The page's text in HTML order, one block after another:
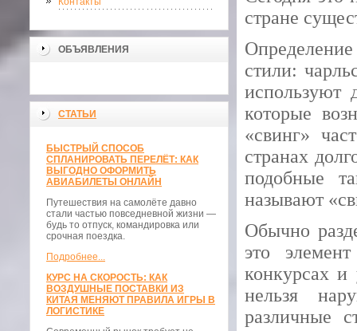
ОБЪЯВЛЕНИЯ
СТАТЬИ
БЫСТРЫЙ СПОСОБ
СПЛАНИРОВАТЬ ПЕРЕЛЁТ: КАК
ВЫГОДНО ОФОРМИТЬ
АВИАБИЛЕТЫ ОНЛАЙН
Путешествия на самолёте давно
стали частью повседневной жизни —
будь то отпуск, командировка или
срочная поездка.
Подробнее...
КУРС НА СКОРОСТЬ: КАК
ВОЗДУШНЫЕ ПОСТАВКИ ИЗ
КИТАЯ МЕНЯЮТ ПРАВИЛА ИГРЫ В
ЛОГИСТИКЕ
стране
стили:
используют
которые
«свинг»
странах
подобные
называют
Обычно
это
конкурсах и
нельзя
различные